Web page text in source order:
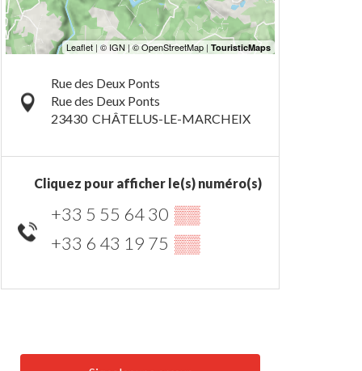
Rue des Deux Ponts
Rue des Deux Ponts
23430 CHÂTELUS-LE-MARCHEIX
Cliquez pour afficher le(s) numéro(s)
+33 5 55 64 30 ▒▒
+33 6 43 19 75 ▒▒